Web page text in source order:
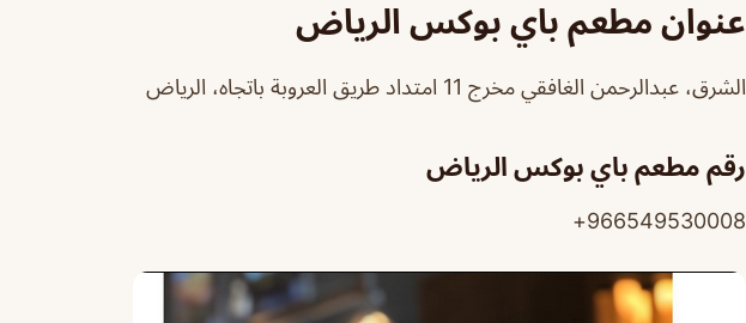
عنوان مطعم باي بوكس الرياض
الشرق، عبدالرحمن الغافقي مخرج 11 امتداد طريق العروبة باتجاه، الرياض
رقم مطعم باي بوكس الرياض
966549530008+